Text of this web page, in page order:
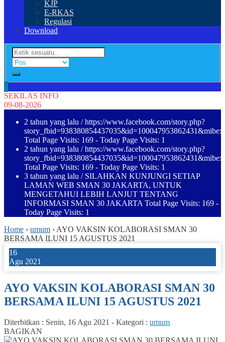
KJP
E-RKAS
Regulasi
Download
SEKILAS INFO
09-08-2026
2 tahun yang lalu / https://www.facebook.com/story.php?
Total Page Visits: 169 - Today Page Visits: 1
2 tahun yang lalu / https://www.facebook.com/story.php?
Total Page Visits: 169 - Today Page Visits: 1
3 tahun yang lalu / SILAHKAN KUNJUNGI SETIAP
LAMAN WEB SMAN 30 JAKARTA, UNTUK
MENGETAHUI LEBIH LANJUT TENTANG
INFORMASI SMAN 30 JAKARTA Total Page Visits: 169 -
Today Page Visits: 1
Home › umum › AYO VAKSIN KOLABORASI SMAN 30
BERSAMA ILUNI 15 AGUSTUS 2021
16
Agu 2021
AYO VAKSIN KOLABORASI SMAN 30
BERSAMA ILUNI 15 AGUSTUS 2021
Diterbitkan : Senin, 16 Agu 2021 - Kategori : umum
BAGIKAN